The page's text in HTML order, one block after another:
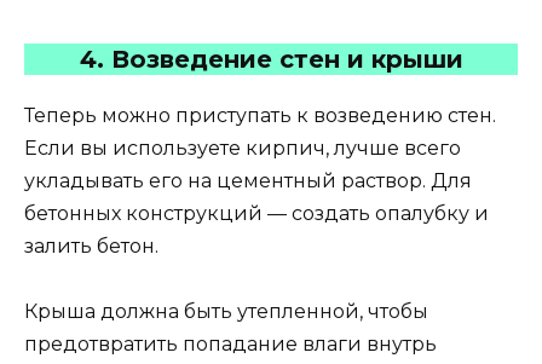
4. Возведение стен и крыши
Теперь можно приступать к возведению стен.
Если вы используете кирпич, лучше всего
укладывать его на цементный раствор. Для
бетонных конструкций — создать опалубку и
залить бетон.
Крыша должна быть утепленной, чтобы
предотвратить попадание влаги внутрь